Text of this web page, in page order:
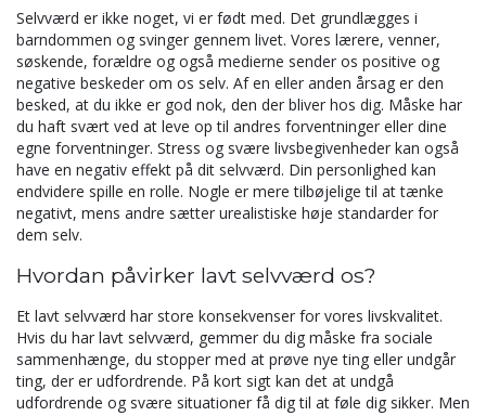
Selvværd er ikke noget, vi er født med. Det grundlægges i
barndommen og svinger gennem livet. Vores lærere, venner,
søskende, forældre og også medierne sender os positive og
negative beskeder om os selv. Af en eller anden årsag er den
besked, at du ikke er god nok, den der bliver hos dig. Måske har
du haft svært ved at leve op til andres forventninger eller dine
egne forventninger. Stress og svære livsbegivenheder kan også
have en negativ effekt på dit selvværd. Din personlighed kan
endvidere spille en rolle. Nogle er mere tilbøjelige til at tænke
negativt, mens andre sætter urealistiske høje standarder for
dem selv.
Hvordan påvirker lavt selvværd os?
Et lavt selvværd har store konsekvenser for vores livskvalitet.
Hvis du har lavt selvværd, gemmer du dig måske fra sociale
sammenhænge, du stopper med at prøve nye ting eller undgår
ting, der er udfordrende. På kort sigt kan det at undgå
udfordrende og svære situationer få dig til at føle dig sikker. Men